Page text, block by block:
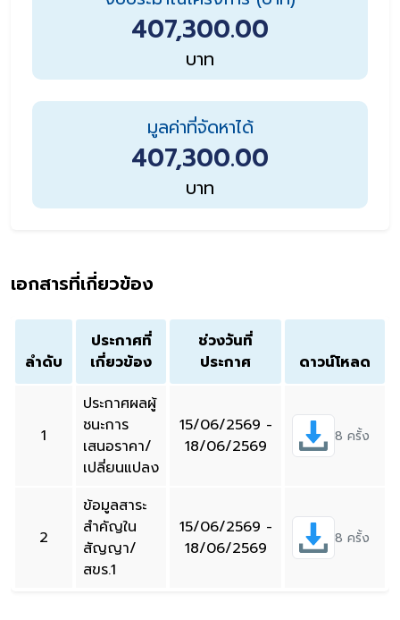
407,300.00
บาท
มูลค่าที่จัดหาได้
407,300.00
บาท
เอกสารที่เกี่ยวข้อง
ลำดับ
ประกาศที่
เกี่ยวข้อง
ช่วงวันที่
ประกาศ
ดาวน์โหลด
1
ประกาศผลผู้
ชนะการ
เสนอราคา/
เปลี่ยนแปลง
15/06/2569 -
18/06/2569
8 ครั้ง
2
ข้อมูลสาระ
สำคัญใน
สัญญา/
สขร.1
15/06/2569 -
18/06/2569
8 ครั้ง